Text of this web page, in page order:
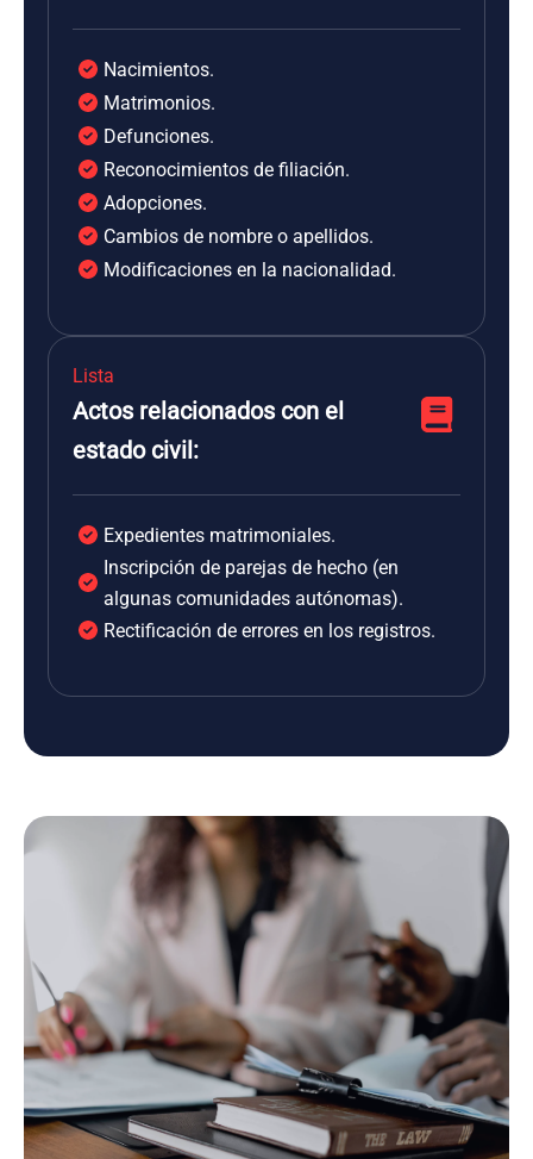
Nacimientos.
Matrimonios.
Defunciones.
Reconocimientos de filiación.
Adopciones.
Cambios de nombre o apellidos.
Modificaciones en la nacionalidad.
Lista
Actos relacionados con el
estado civil:
Expedientes matrimoniales.
Inscripción de parejas de hecho (en
algunas comunidades autónomas).
Rectificación de errores en los registros.